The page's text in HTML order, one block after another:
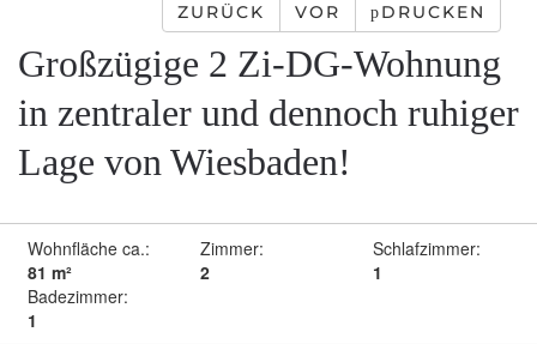
ZURÜCK VOR DRUCKEN
Großzügige 2 Zi-DG-Wohnung
in zentraler und dennoch ruhiger
Lage von Wiesbaden!
Wohnfläche ca.:
81 m²
Zimmer:
2
Schlafzimmer:
1
Badezimmer:
1